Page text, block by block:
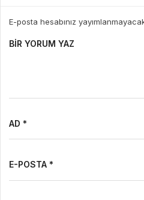
E-posta hesabınız
BIR YORUM YAZ
AD *
E-POSTA *